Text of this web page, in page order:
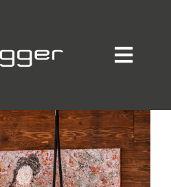
Home
Private Residence
Unternehmen / Produktion
Showroom
Online-Möbelprogramm